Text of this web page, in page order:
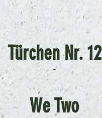
Türchen Nr. 12
-
We Two